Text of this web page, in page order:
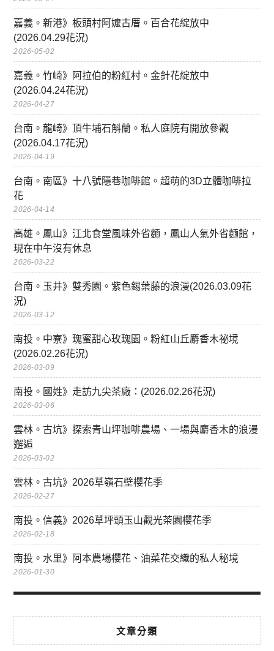
嘉義。新港》板頭村阿嬤古厝。百合花綻放中
(2026.04.29花況)
2026-05-02
嘉義。竹崎》阿拉伯的粉紅村。金針花綻放中
(2026.04.24花況)
2026-04-27
台南。龍崎》頂牛埔石斛蘭。私人庭院有開放參觀
(2026.04.17花況)
2026-04-19
台南。南區》十八號隱巷咖啡館。超萌的3D立體咖啡拉
花
2026-04-14
高雄。鳳山》江北食堂風味外省麵，鳳山人氣外省麵館，
現在中午沒有休息
2026-03-22
台南。玉井》雙秀園。紫色錫葉藤的浪漫(2026.03.09花
況)
2026-03-12
南投。中寮》瑰蜜甜心玫瑰園。粉紅山丘麝香木祕境
(2026.02.26花況)
2026-03-09
南投。國姓》走訪九尖茶廠：(2026.02.26花況)
2026-03-06
雲林。古坑》探索青山坪咖啡農場、一場與麝香木的浪漫
邂逅
2026-03-02
雲林。古坑》2026草嶺石壁櫻花季
2026-02-27
南投。信義》2026草坪頭玉山觀光茶園櫻花季
2026-02-18
南投。水里》阿本農場櫻花、油菜花交織的私人秘境
2026-01-30
文章分類